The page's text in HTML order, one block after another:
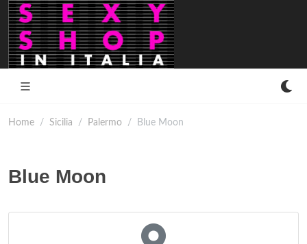
Home Sicilia Palermo Blue Moon
Blue Moon